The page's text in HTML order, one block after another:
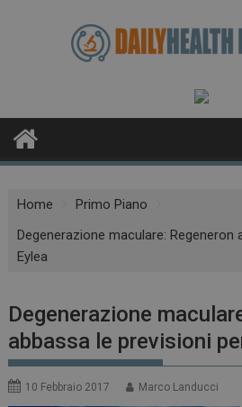
Home
Primo Piano
Degenerazione maculare: Regeneron
Eylea
Degenerazione
abbassa le previsioni
10 Febbraio 2017 Marco Landucci